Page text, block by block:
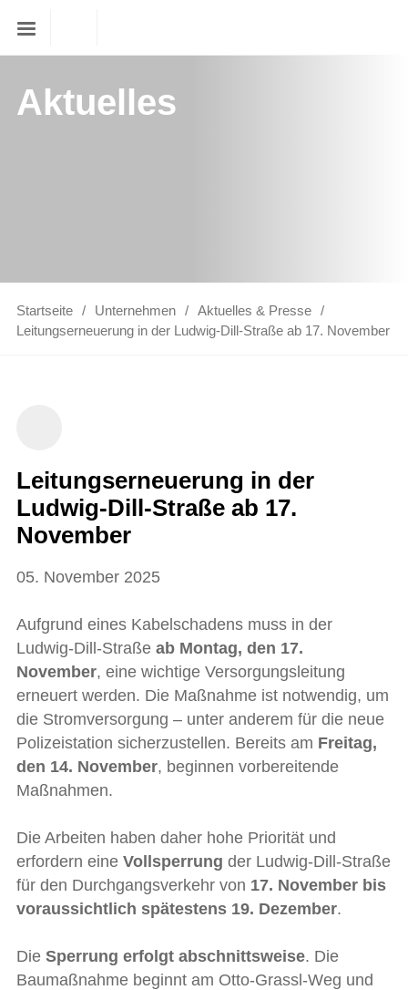
Aktuelles
Startseite Unternehmen
Aktuelles & Presse
Leitungserneuerung in der Ludwig-Dill-Straße ab 17. November
Leitungserneuerung in der
Ludwig-Dill-Straße ab 17.
November
05. November 2025
Aufgrund eines Kabelschadens muss in der
Ludwig-Dill-Straße ab Montag, den 17.
November, eine wichtige Versorgungsleitung
erneuert werden. Die Maßnahme ist notwendig, um
die Stromversorgung – unter anderem für die neue
Polizeistation sicherzustellen. Bereits am Freitag,
den 14. November, beginnen vorbereitende
Maßnahmen.
Die Arbeiten haben daher hohe Priorität und
erfordern eine Vollsperrung der Ludwig-Dill-Straße
für den Durchgangsverkehr von 17. November bis
voraussichtlich spätestens 19. Dezember.
Die Sperrung erfolgt abschnittsweise. Die
Baumaßnahme beginnt am Otto-Grassl-Weg und